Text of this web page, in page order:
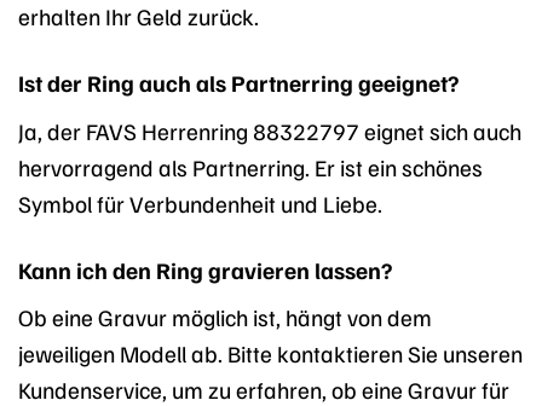
erhalten Ihr Geld zurück.
Ist der Ring auch als Partnerring geeignet?
Ja, der FAVS Herrenring 88322797 eignet sich auch
hervorragend als Partnerring. Er ist ein schönes
Symbol für Verbundenheit und Liebe.
Kann ich den Ring gravieren lassen?
Ob eine Gravur möglich ist, hängt von dem
jeweiligen Modell ab. Bitte kontaktieren Sie unseren
Kundenservice, um zu erfahren, ob eine Gravur für